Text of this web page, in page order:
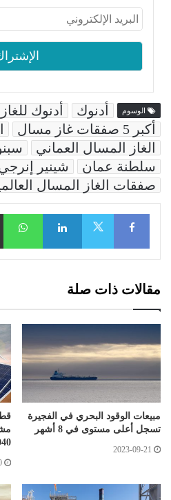
الوسوم أدنوك
أدنوك للغاز
أكبر 5 صفقات غاز مسال
الغاز المسال العماني
سلطنة عمان
شينير
صفقات الغاز المسال
Facebook
LinkedIn
مقالات ذات صلة
مبيعات الوقود البحري في الفجيرة
تسجل أعلى مستوى في 8 أشهر
2023-09-21
2040